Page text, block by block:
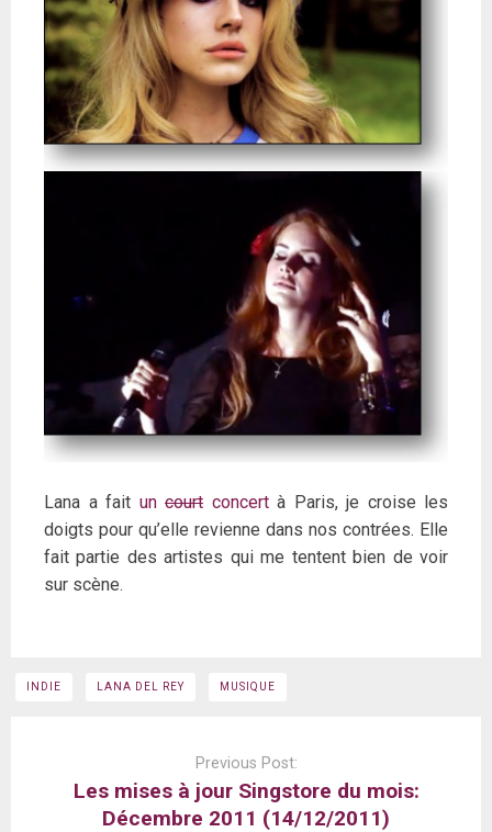
Lana a fait un court concertà Paris, je croise les
doigts pour qu’elle revienne dans nos contrées. Elle
fait partie des artistes qui me tentent bien de voir
sur scène.
INDIE LANA DEL REY MUSIQUE
Previous Post:
Les mises à jour Singstore du mois:
Décembre 2011 (14/12/2011)